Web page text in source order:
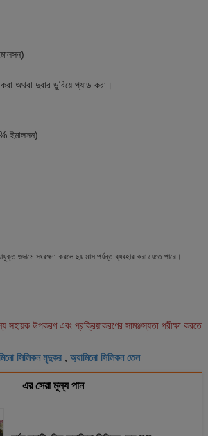
অথবা দুবার ডুবিয়ে প্যাড করা।
ইমালসন)
গুদামে সংরক্ষণ করলে ছয় মাস পর্যন্ত ব্যবহার করা যেতে পারে।
সহায়ক উপকরণ এবং প্রক্রিয়াকরণের সামঞ্জস্যতা পরীক্ষা করতে
সিলিকন মৃদুকর , অ্যামিনো সিলিকন তেল
এর সেরা মূল্য পান